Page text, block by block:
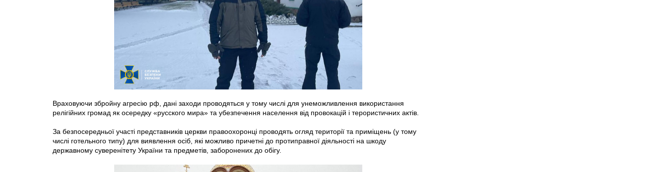
Враховуючи збройну агресію рф, дані заходи проводяться у тому числі для унеможливлення використання
релігійних громад як осередку «русского мира» та убезпечення населення від провокацій і терористичних актів.
За безпосередньої участі представників церкви правоохоронці проводять огляд території та приміщень (у тому
числі готельного типу) для виявлення осіб, які можливо причетні до протиправної діяльності на шкоду
державному суверенітету України та предметів, заборонених до обігу.